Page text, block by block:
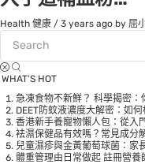
Health 健康 / 3 years ago by 屈
WHAT’S HOT
急凍食物不新鮮？ 科學揭密：
DEET防蚊液濃度大解密：如
香港新手養寵物懶人包：從入
袪濕保健品有效嗎？常見成分
兒童濕疹與金黃葡萄球菌：家
體重管理由日常做起 註冊營